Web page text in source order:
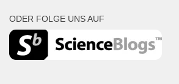
ODER FOLGE UNS AUF